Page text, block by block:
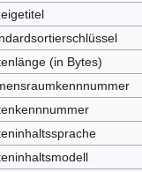
(in Bytes)